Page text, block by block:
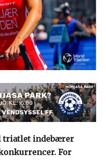
triatlet indebærer
For